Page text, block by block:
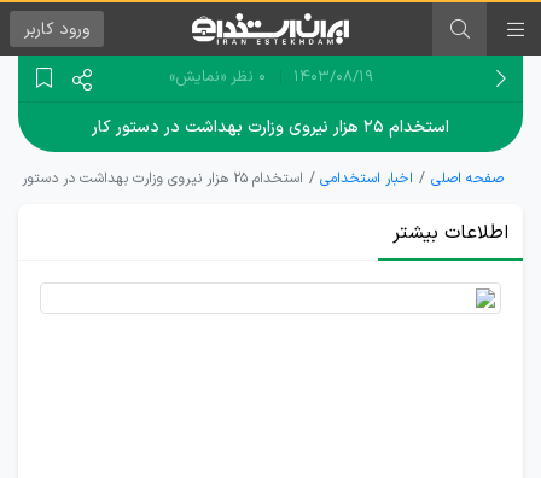
ورود کاربر
۱۴۰۳/۰۸/۱۹ 0 نظر «نمایش»
استخدام ۲۵ هزار نیروی وزارت بهداشت در دستور کار
صفحه اصلی اخبار استخدامی استخدام ۲۵ هزار نیروی وزارت بهداشت در دستور کار
اطلاعات بیشتر
به زودی؛